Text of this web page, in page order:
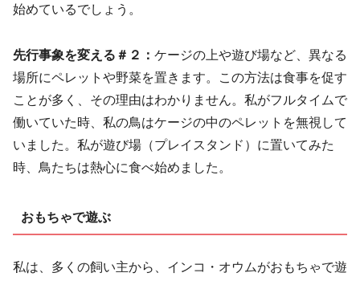
始めているでしょう。
先行事象を変える＃２： ケージの上や遊び場など、異なる
場所にペレットや野菜を置きます。この方法は食事を促す
ことが多く、その理由はわかりません。私がフルタイムで
働いていた時、私の鳥はケージの中のペレットを無視して
いました。私が遊び場（プレイスタンド）に置いてみた
時、鳥たちは熱心に食べ始めました。
おもちゃで遊ぶ
私は、多くの飼い主から、インコ・オウムがおもちゃで遊